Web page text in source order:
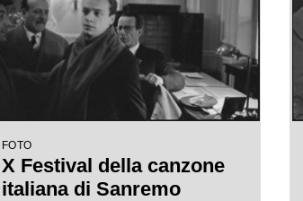
FOTO
X Festival della canzone
italiana di Sanremo